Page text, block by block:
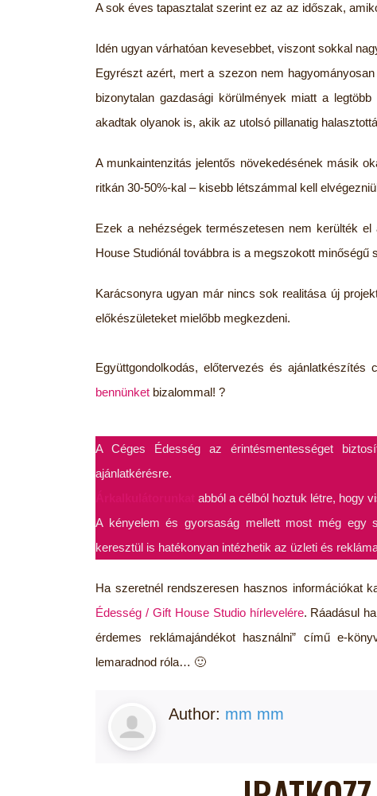
A sok éves tapasztalat szerint ez az az időszak,
Idén ugyan várhatóan kevesebbet, viszont sokkal
Egyrészt azért, mert a szezon nem
bizonytalan gazdasági körülmények miatt a
akadtak olyanok is, akik az utolsó pillanatig
A munkaintenzitás jelentős növekedésének másik
ritkán 30-50%-kal – kisebb létszámmal kell
Ezek a nehézségek természetesen nem kerülték
House Studiónál továbbra is a megszokott minőségű
Karácsonyra ugyan már nincs sok realitása új
előkészületeket mielőbb megkezdeni.
Együttgondolkodás, előtervezés és
bennünket bizalommal! ?
A Céges Édesség az érintésmentességet
ajánlatkérésre.
abból a célból hoztuk létre, hogy
A kényelem és gyorsaság mellett most még egy
keresztül is hatékonyan intézhetik az üzleti és
Ha szeretnél rendszeresen hasznos információkat
Édesség / Gift House Studio hírlevelére. Ráadásul
érdemes reklámajándékot használni” című e-
lemaradnod róla… 🙂
Author: mm mm